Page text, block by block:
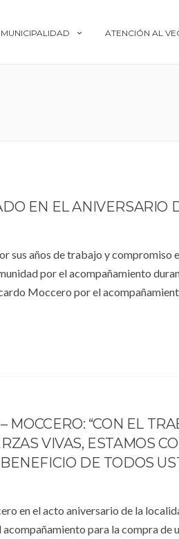
MUNICIPALIDAD ATENCIÓN AL
EN EL ANIVERSARIO
sus años de trabajo y compromiso
por el acompañamiento
Moccero por el
MOCCERO: “CON EL
VIVAS, ESTAMOS
DE TODOS
en el acto aniversario de la
para la compra